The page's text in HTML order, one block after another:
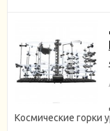
Космические горки